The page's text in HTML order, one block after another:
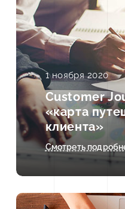
1 ноября 2020
Customer
«карта
клиента»
Смотреть